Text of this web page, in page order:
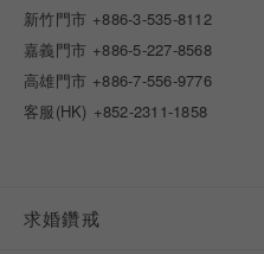
新竹門市 +886-3-535-8112
嘉義門市 +886-5-227-8568
高雄門市 +886-7-556-9776
客服(HK) +852-2311-1858
求婚鑽戒